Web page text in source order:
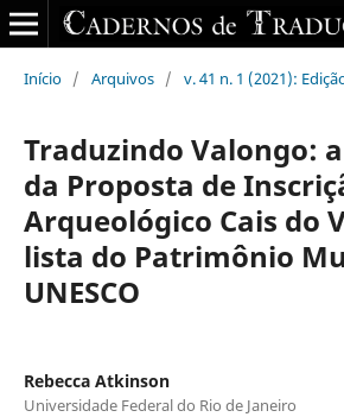
Início / Arquivos / v. 41 n. 1 (2021):
Traduzindo Valongo:
da Proposta de
Arqueológico Cais do
lista do Patrimônio
UNESCO
Rebecca Atkinson
Universidade Federal do Rio de Janeiro